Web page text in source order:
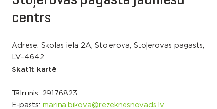
centrs
Adrese: Skolas iela 2A, Stoļerova, Stoļerovas pagasts,
LV–4642
Skatīt kartē
Tālrunis: 29176823
E-pasts: marina.bikova@rezeknesnovads.lv